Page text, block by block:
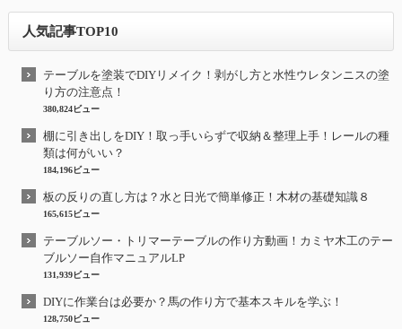
人気記事TOP10
テーブルを塗装でDIYリメイク！剥がし方と水性ウレタンニスの塗
り方の注意点！
380,824ビュー
棚に引き出しをDIY！取っ手いらずで収納＆整理上手！レールの種
類は何がいい？
184,196ビュー
板の反りの直し方は？水と日光で簡単修正！木材の基礎知識８
165,615ビュー
テーブルソー・トリマーテーブルの作り方動画！カミヤ木工のテー
ブルソー自作マニュアルLP
131,939ビュー
DIYに作業台は必要か？馬の作り方で基本スキルを学ぶ！
128,750ビュー